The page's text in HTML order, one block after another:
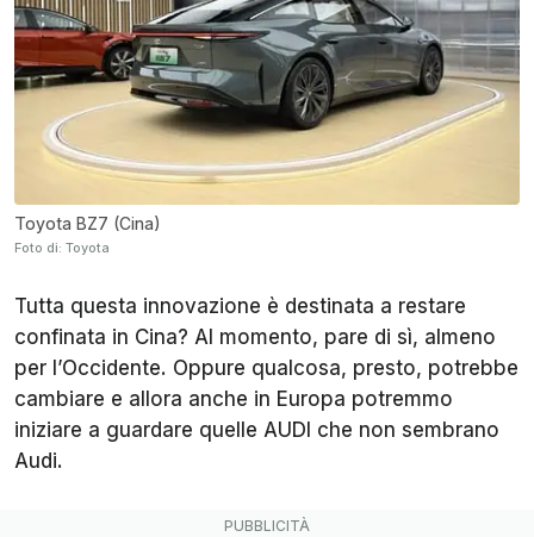
Toyota BZ7 (Cina)
Foto di: Toyota
Tutta questa innovazione è destinata a restare
confinata in Cina? Al momento, pare di sì, almeno
per l’Occidente. Oppure qualcosa, presto, potrebbe
cambiare e allora anche in Europa potremmo
iniziare a guardare quelle AUDI che non sembrano
Audi.